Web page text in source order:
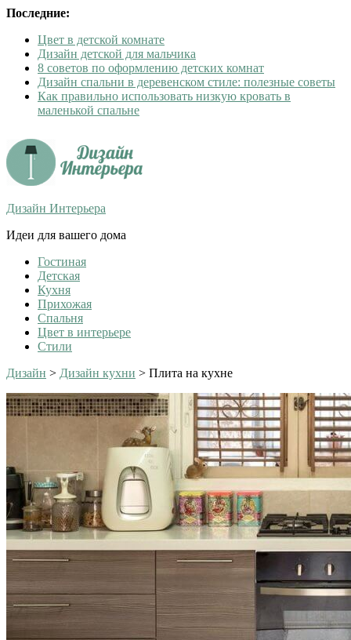
Последние:
Цвет в детской комнате
Дизайн детской для мальчика
8 советов по оформлению детских комнат
Дизайн спальни в деревенском стиле: полезные советы
Как правильно использовать низкую кровать в
маленькой спальне
Дизайн Интерьера
Идеи для вашего дома
Гостиная
Детская
Кухня
Прихожая
Спальня
Цвет в интерьере
Стили
Дизайн > Дизайн кухни > Плита на кухне